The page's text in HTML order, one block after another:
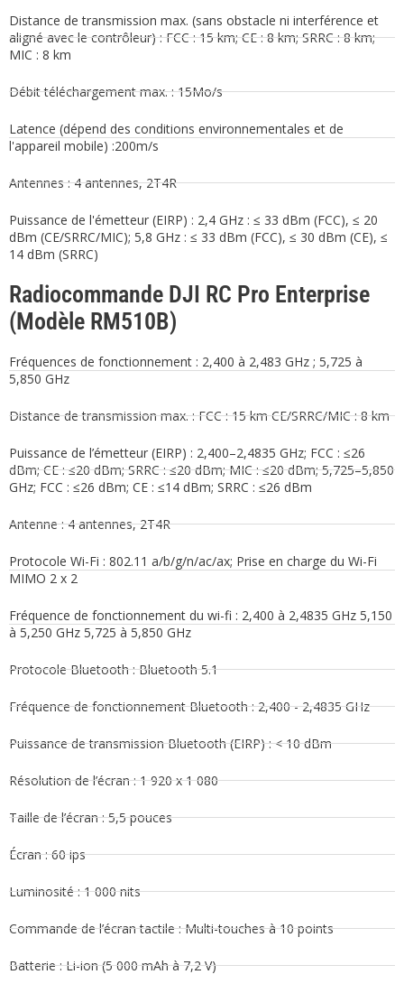
Distance de transmission max. (sans obstacle ni interférence et
aligné avec le contrôleur) : FCC : 15 km; CE : 8 km; SRRC : 8 km;
MIC : 8 km
Débit téléchargement max. : 15Mo/s
Latence (dépend des conditions environnementales et de
l'appareil mobile) :200m/s
Antennes : 4 antennes, 2T4R
Puissance de l'émetteur (EIRP) : 2,4 GHz : ≤ 33 dBm (FCC), ≤ 20
dBm (CE/SRRC/MIC); 5,8 GHz : ≤ 33 dBm (FCC), ≤ 30 dBm (CE), ≤
14 dBm (SRRC)
Radiocommande DJI RC Pro Enterprise
(Modèle RM510B)
Fréquences de fonctionnement : 2,400 à 2,483 GHz ; 5,725 à
5,850 GHz
Distance de transmission max. : FCC : 15 km CE/SRRC/MIC : 8 km
Puissance de l’émetteur (EIRP) : 2,400–2,4835 GHz; FCC : ≤26
dBm; CE : ≤20 dBm; SRRC : ≤20 dBm; MIC : ≤20 dBm; 5,725–5,850
GHz; FCC : ≤26 dBm; CE : ≤14 dBm; SRRC : ≤26 dBm
Antenne : 4 antennes, 2T4R
Protocole Wi-Fi : 802.11 a/b/g/n/ac/ax; Prise en charge du Wi-Fi
MIMO 2 x 2
Fréquence de fonctionnement du wi-fi : 2,400 à 2,4835 GHz 5,150
à 5,250 GHz 5,725 à 5,850 GHz
Protocole Bluetooth : Bluetooth 5.1
Fréquence de fonctionnement Bluetooth : 2,400 - 2,4835 GHz
Puissance de transmission Bluetooth (EIRP) : < 10 dBm
Résolution de l’écran : 1 920 x 1 080
Taille de l’écran : 5,5 pouces
Écran : 60 ips
Luminosité : 1 000 nits
Commande de l’écran tactile : Multi-touches à 10 points
Batterie : Li-ion (5 000 mAh à 7,2 V)